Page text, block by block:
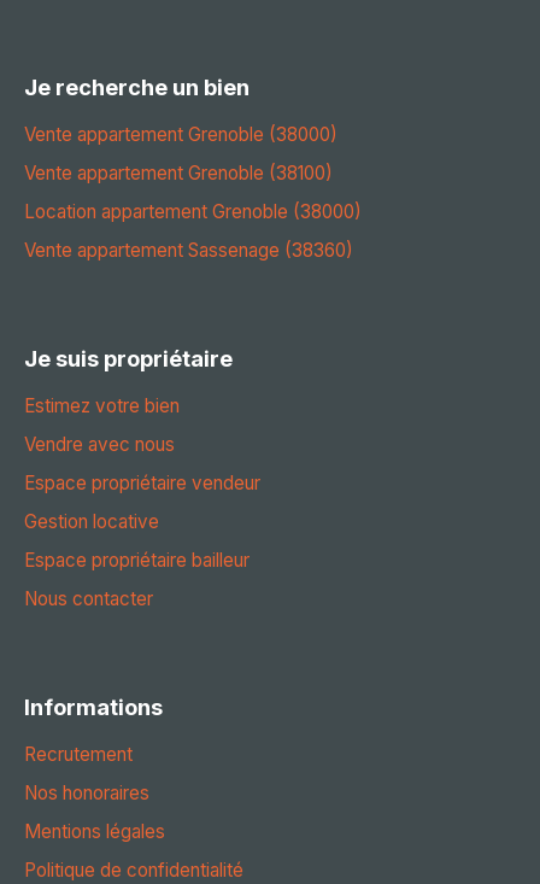
Je recherche un bien
Vente appartement Grenoble (38000)
Vente appartement Grenoble (38100)
Location appartement Grenoble (38000)
Vente appartement Sassenage (38360)
Je suis propriétaire
Estimez votre bien
Vendre avec nous
Espace propriétaire vendeur
Gestion locative
Espace propriétaire bailleur
Nous contacter
Informations
Recrutement
Nos honoraires
Mentions légales
Politique de confidentialité